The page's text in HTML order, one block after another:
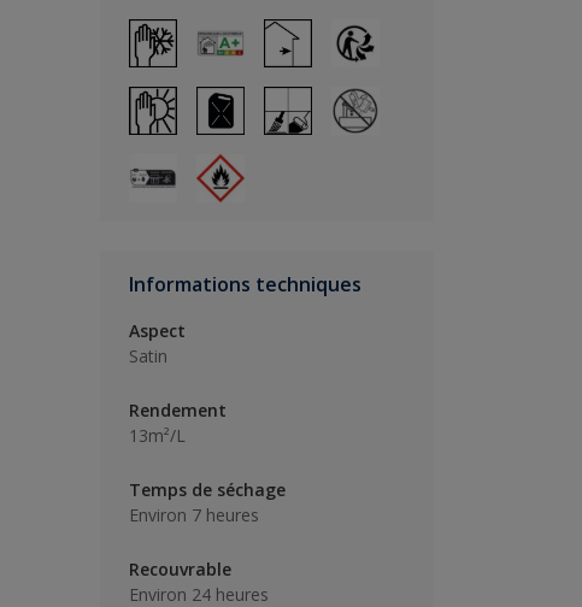
Informations techniques
Aspect
Satin
Rendement
13m²/L
Temps de séchage
Environ 7 heures
Recouvrable
Environ 24 heures